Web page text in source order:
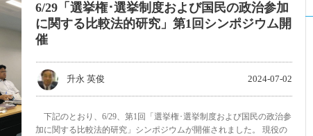
6/29「選挙権･選挙制度および国民の政治参加
に関する比較法的研究」第1回シンポジウム開
催
升永 英俊 2024-07-02
下記のとおり、6/29、第1回「選挙権･選挙制度および国民の政治参
加に関する比較法的研究」シンポジウムが開催されました。 現役の